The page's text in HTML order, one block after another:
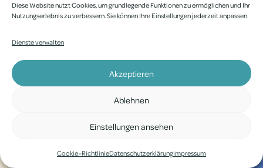
Diese Website nutzt Cookies, um grundlegende Funktionen zu ermöglichen und Ihr
Nutzungserlebnis zu verbessern. Sie können Ihre Einstellungen jederzeit anpassen.
Dienste verwalten
Akzeptieren
Ablehnen
Einstellungen ansehen
Cookie–RichtlinieDaten­schutz­er­klä­rungImpres­sum